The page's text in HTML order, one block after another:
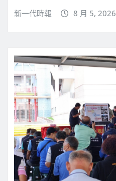
新一代時報 8 月 5, 2026